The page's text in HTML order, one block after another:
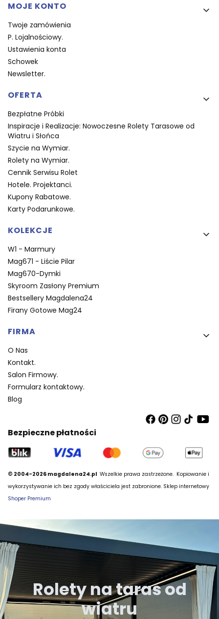
MOJE KONTO
Twoje zamówienia
P. Lojalnościowy.
Ustawienia konta
Schowek
Newsletter.
OFERTA
Bezpłatne Próbki
Inspiracje i Realizacje: Nowoczesne Rolety Tarasowe od
Wiatru i Słońca
Szycie na Wymiar.
Rolety na Wymiar.
Cennik Serwisu Rolet
Hotele. Projektanci.
Kupony Rabatowe.
Karty Podarunkowe.
KOLEKCJE
W1 - Marmury
Mag671 - Liście Pilar
Mag670-Dymki
Skyroom Zasłony Premium
Bestsellery Magdalena24
Firany Gotowe Mag24
FIRMA
O Nas
Kontakt.
Salon Firmowy.
Formularz kontaktowy.
Blog
Bezpieczne płatności
© 2004-2026 magdalena24.pl Wszelkie prawa zastrzeżone. Kopiowanie i
wykorzystywanie ich bez zgody właściciela jest zabronione. Sklep internetowy
Shoper Premium
Rolety na taras od
wiatru